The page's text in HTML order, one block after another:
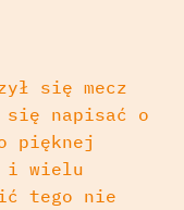
się mecz
się napisać o
pięknej
i wielu
tego nie